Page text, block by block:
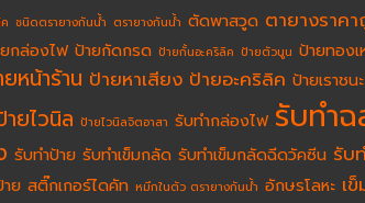
ชนิดตรายางกันน้ำ ตรายางกันน้ำ ตัดพาสวูด ตายางราค
กล่องไฟ ป้ายกัดกรด ป้ายกั้นอะคริลิค ป้ายตัวนูน ป้ายทอง
หน้าร้าน ป้ายหาเสียง ป้ายอะคริลิค ป้ายเราชนะ
ายไวนิล ป้ายไวนิลจิตอาสา รับทำกล่องไฟ รับทำ
รับทำป้าย รับทำเข็มกลัด รับทำเข็มกลัดฉีดวัคซีน รับ
ย สติ๊กเกอร์ไดคัท หมึกในตัว ตรายางกันน้ำ อักษรโลหะ เ